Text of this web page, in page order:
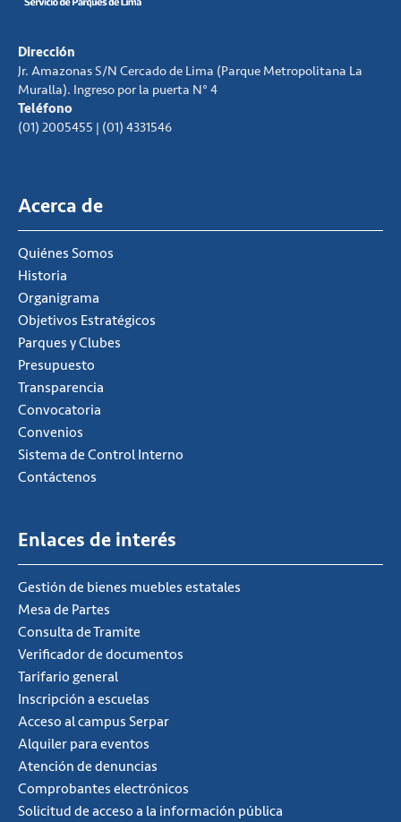
Dirección
Jr. Amazonas S/N Cercado de Lima (Parque Metropolitana La
Muralla). Ingreso por la puerta N° 4
Teléfono
(01) 2005455 | (01) 4331546
Acerca de
Quiénes Somos
Historia
Organigrama
Objetivos Estratégicos
Parques y Clubes
Presupuesto
Transparencia
Convocatoria
Convenios
Sistema de Control Interno
Contáctenos
Enlaces de interés
Gestión de bienes muebles estatales
Mesa de Partes
Consulta de Tramite
Verificador de documentos
Tarifario general
Inscripción a escuelas
Acceso al campus Serpar
Alquiler para eventos
Atención de denuncias
Comprobantes electrónicos
Solicitud de acceso a la información pública